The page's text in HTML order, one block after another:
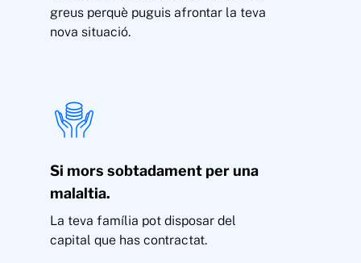
greus perquè puguis afrontar la teva
nova situació.
Si mors sobtadament per una
malaltia.
La teva família pot disposar del
capital que has contractat.